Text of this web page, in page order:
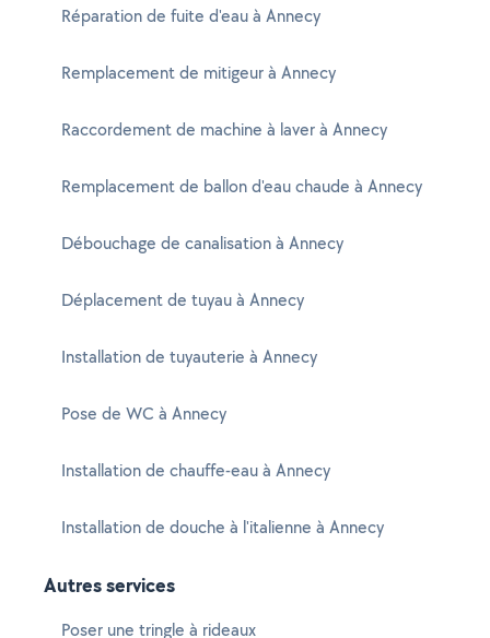
Réparation de fuite d'eau à Annecy
Remplacement de mitigeur à Annecy
Raccordement de machine à laver à Annecy
Remplacement de ballon d'eau chaude à Annecy
Débouchage de canalisation à Annecy
Déplacement de tuyau à Annecy
Installation de tuyauterie à Annecy
Pose de WC à Annecy
Installation de chauffe-eau à Annecy
Installation de douche à l'italienne à Annecy
Autres services
Poser une tringle à rideaux